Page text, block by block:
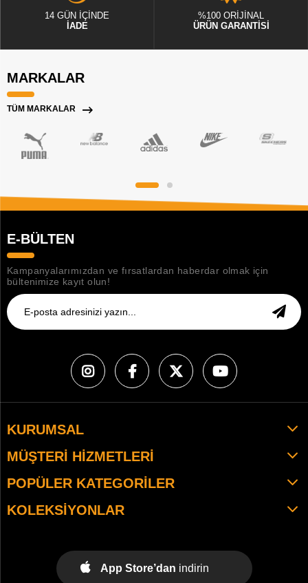
14 GÜN İÇİNDE
İADE
%100 ORİJİNAL
ÜRÜN GARANTİSİ
MARKALAR
TÜM MARKALAR
E-BÜLTEN
Kampanyalarımızdan ve fırsatlardan haberdar olmak için
bültenimize kayıt olun!
KURUMSAL
MÜŞTERI HIZMETLERI
POPÜLER KATEGORILER
KOLEKSIYONLAR
App Store’dan indirin